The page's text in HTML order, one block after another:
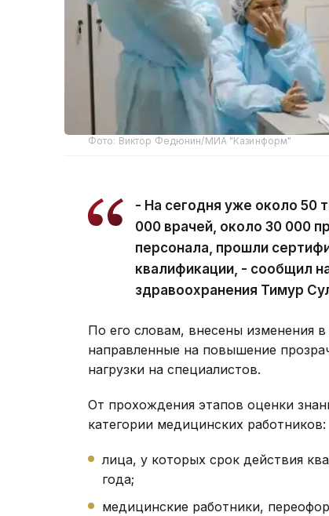
Фото: Виктор Федюнин/МИА "Казинформ"
- На сегодня уже около 50
000 врачей, около 30 000
персонала, прошли
квалификации, - сообщил
здравоохранения Тимур
По его словам, внесены изменения
направленные на повышение
нагрузки на специалистов.
От прохождения этапов оценки
категории медицинских работников:
лица, у которых срок действия
года;
медицинские работники,